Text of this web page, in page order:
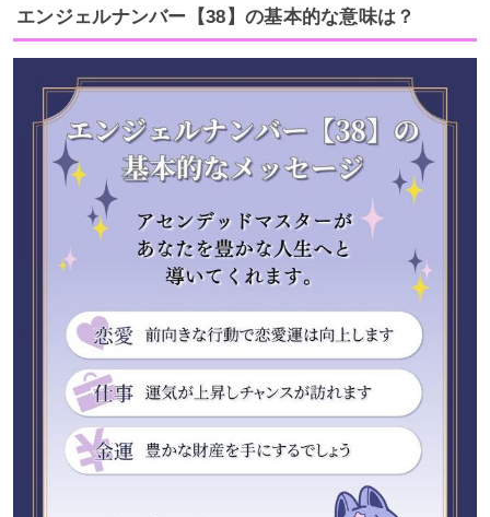
エンジェルナンバー【38】の基本的な意味は？